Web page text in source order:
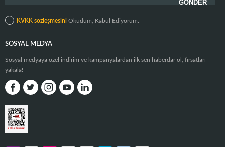
KVKK sözleşmesini Okudum, Kabul Ediyorum.
SOSYAL MEDYA
Sosyal medyaya özel indirim ve kampanyalardan ilk sen haberdar ol, fırsatları
yakala!